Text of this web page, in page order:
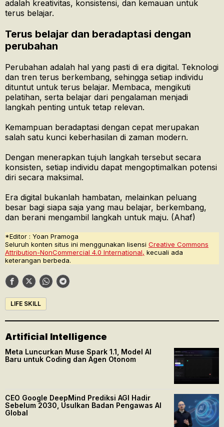
adalah kreativitas, konsistensi, dan kemauan untuk
terus belajar.
Terus belajar dan beradaptasi dengan
perubahan
Perubahan adalah hal yang pasti di era digital. Teknologi
dan tren terus berkembang, sehingga setiap individu
dituntut untuk terus belajar. Membaca, mengikuti
pelatihan, serta belajar dari pengalaman menjadi
langkah penting untuk tetap relevan.
Kemampuan beradaptasi dengan cepat merupakan
salah satu kunci keberhasilan di zaman modern.
Dengan menerapkan tujuh langkah tersebut secara
konsisten, setiap individu dapat mengoptimalkan potensi
diri secara maksimal.
Era digital bukanlah hambatan, melainkan peluang
besar bagi siapa saja yang mau belajar, berkembang,
dan berani mengambil langkah untuk maju. (Ahaf)
*Editor : Yoan Pramoga
Seluruh konten situs ini menggunakan lisensi Creative Commons
Attribution-NonCommercial 4.0 International, kecuali ada
keterangan berbeda.
LIFE SKILL
Artificial Intelligence
Meta Luncurkan Muse Spark 1.1, Model AI
Baru untuk Coding dan Agen Otonom
CEO Google DeepMind Prediksi AGI Hadir
Sebelum 2030, Usulkan Badan Pengawas AI
Global